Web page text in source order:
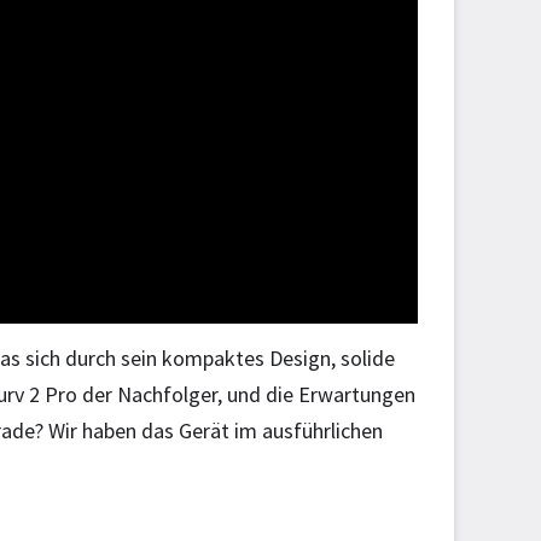
sich durch sein kompaktes Design, solide
2 Pro der Nachfolger, und die Erwartungen
Wir haben das Gerät im ausführlichen